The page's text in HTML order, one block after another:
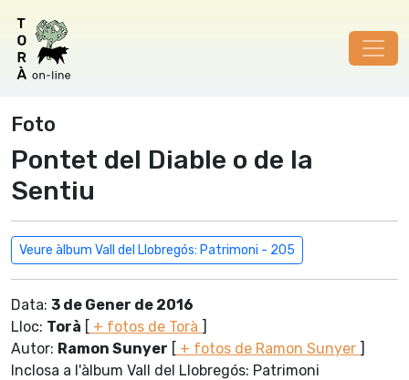
Foto
Pontet del Diable o de la
Sentiu
Veure àlbum Vall del Llobregós: Patrimoni - 205
Data: 3 de Gener de 2016
Lloc: Torà [ + fotos de Torà ]
Autor: Ramon Sunyer [ + fotos de Ramon Sunyer ]
Inclosa a l'àlbum Vall del Llobregós: Patrimoni